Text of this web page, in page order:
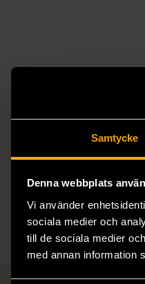
Samtycke
Denna webbplats
Vi använder
sociala medier och
till de sociala medier
med annan information